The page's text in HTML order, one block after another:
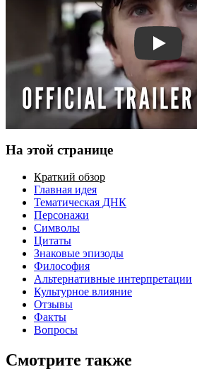
На этой странице
Краткий обзор
Главная идея
Тематическая ДНК
Персонажи
Символы
Цитаты
Знаковые эпизоды
Философия
Альтернативные интерпретации
Культурное влияние
Отзывы
Факты
Вопросы
Смотрите также